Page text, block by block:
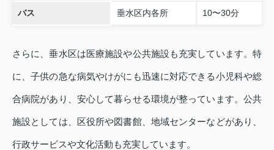
バス 垂水区内各所 10〜30分
さらに、垂水区は医療施設や公共施設も充実しています。特
に、子供の急な病気やけがにも迅速に対応できる小児科や総
合病院があり、安心して暮らせる環境が整っています。公共
施設としては、区役所や図書館、地域センターなどがあり、
行政サービスや文化活動も充実しています。